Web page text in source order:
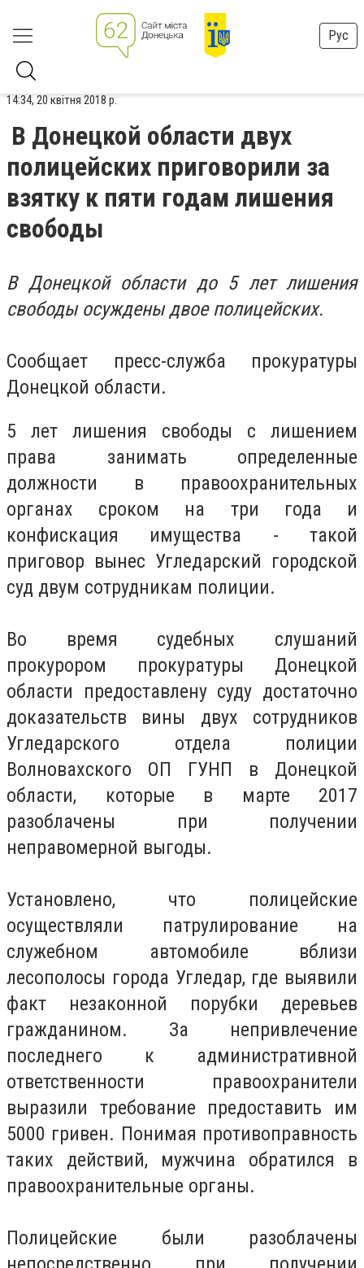
Рус
14:34, 20 квітня 2018 р.
В Донецкой области двух
полицейских приговорили за
взятку к пяти годам лишения
свободы
В Донецкой области до 5 лет лишения
свободы осуждены двое полицейских.
Сообщает пресс-служба прокуратуры
Донецкой области.
5 лет лишения свободы с лишением
права занимать определенные
должности в правоохранительных
органах сроком на три года и
конфискация имущества - такой
приговор вынес Угледарский городской
суд двум сотрудникам полиции.
Во время судебных слушаний
прокурором прокуратуры Донецкой
области предоставлену суду достаточно
доказательств вины двух сотрудников
Угледарского отдела полиции
Волновахского ОП ГУНП в Донецкой
области, которые в марте 2017
разоблачены при получении
неправомерной выгоды.
Установлено, что полицейские
осуществляли патрулирование на
служебном автомобиле вблизи
лесополосы города Угледар, где выявили
факт незаконной порубки деревьев
гражданином. За непривлечение
последнего к административной
ответственности правоохранители
выразили требование предоставить им
5000 гривен. Понимая противоправность
таких действий, мужчина обратился в
правоохранительные органы.
Полицейские были разоблачены